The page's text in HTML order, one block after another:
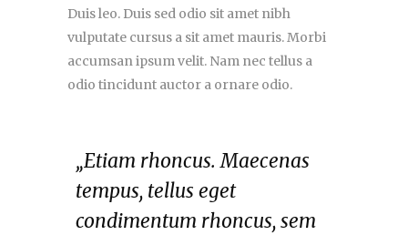
Duis leo. Duis sed odio sit amet nibh
vulputate cursus a sit amet mauris. Morbi
accumsan ipsum velit. Nam nec tellus a
odio tincidunt auctor a ornare odio.
„Etiam rhoncus. Maecenas
tempus, tellus eget
condimentum rhoncus, sem